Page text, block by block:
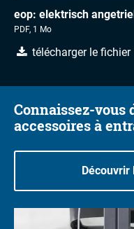
eop: elektrisch
PDF, 1 Mo
télécharger le fichier
Connaissez-vous
accessoires à